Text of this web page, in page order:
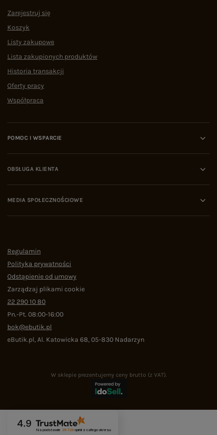
Zarejestruj się
Koszyk
Listy zakupowe
Lista zakupionych produktów
Historia transakcji
Oferty pracy
Współpraca
POMOC I WSPARCIE
OBSŁUGA KLIENTA
MEDIA SPOŁECZNOŚCIOWE
Regulamin
Polityka prywatności
Odstąpienie od umowy
Zarządzaj plikami cookie
22 290 10 80
Pn.-Pt. 08:00-16:00
bok@ebutik.pl
eButik.pl,Al. Katowicka 68,05-830 Nadarzyn
W sklepie prezentujemy ceny brutto (z VAT).
4.9
Na podstawie 29 729opinii z całego okresu